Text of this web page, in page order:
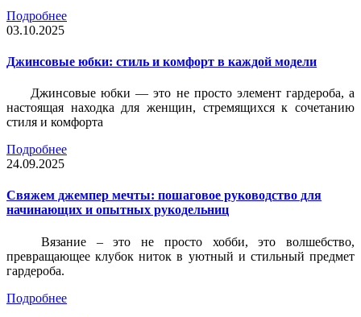
Подробнее
03.10.2025
Джинсовые юбки: стиль и комфорт в каждой модели
Джинсовые юбки — это не просто элемент гардероба, а
настоящая находка для женщин, стремящихся к сочетанию
стиля и комфорта
Подробнее
24.09.2025
Свяжем джемпер мечты: пошаговое руководство для
начинающих и опытных рукодельниц
Вязание – это не просто хобби, это волшебство,
превращающее клубок ниток в уютный и стильный предмет
гардероба.
Подробнее